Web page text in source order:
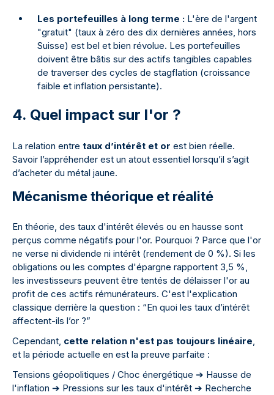
Les portefeuilles à long terme : L'ère de l'argent
"gratuit" (taux à zéro des dix dernières années, hors
Suisse) est bel et bien révolue. Les portefeuilles
doivent être bâtis sur des actifs tangibles capables
de traverser des cycles de stagflation (croissance
faible et inflation persistante).
4. Quel impact sur l'or ?
La relation entre taux d’intérêt et or est bien réelle.
Savoir l’appréhender est un atout essentiel lorsqu’il s’agit
d’acheter du métal jaune.
Mécanisme théorique et réalité
En théorie, des taux d'intérêt élevés ou en hausse sont
perçus comme négatifs pour l'or. Pourquoi ? Parce que l'or
ne verse ni dividende ni intérêt (rendement de 0 %). Si les
obligations ou les comptes d'épargne rapportent 3,5 %,
les investisseurs peuvent être tentés de délaisser l'or au
profit de ces actifs rémunérateurs. C'est l'explication
classique derrière la question : “En quoi les taux d’intérêt
affectent-ils l’or ?”
Cependant, cette relation n'est pas toujours linéaire,
et la période actuelle en est la preuve parfaite :
Tensions géopolitiques / Choc énergétique ➔ Hausse de
l'inflation ➔ Pressions sur les taux d'intérêt ➔ Recherche